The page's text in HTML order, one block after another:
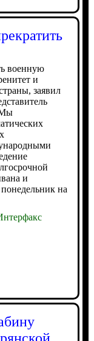
военную
и
заявил
и
на